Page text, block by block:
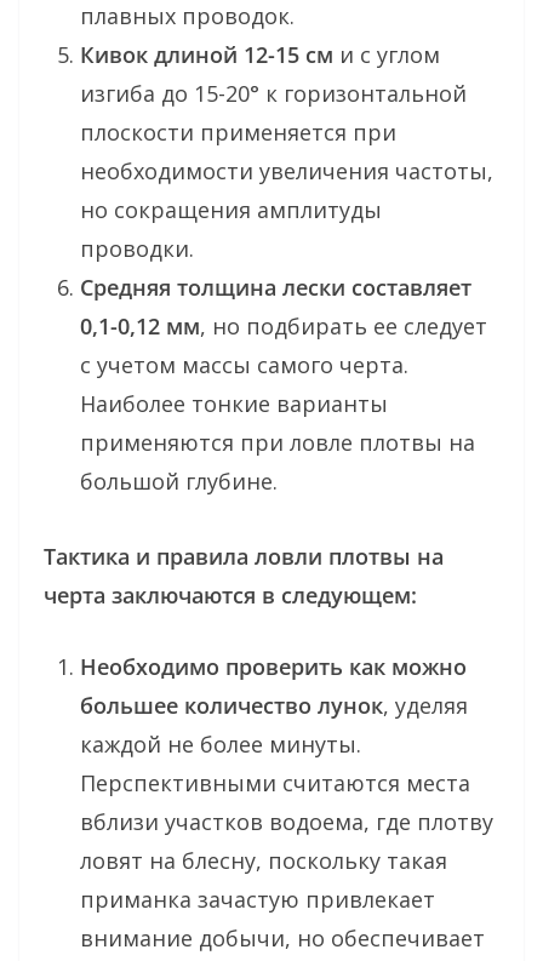
плавных проводок.
Кивок длиной 12-15 см и с углом
изгиба до 15-20° к горизонтальной
плоскости применяется при
необходимости увеличения частоты,
но сокращения амплитуды
проводки.
Средняя толщина лески составляет
0,1-0,12 мм, но подбирать ее следует
с учетом массы самого черта.
Наиболее тонкие варианты
применяются при ловле плотвы на
большой глубине.
Тактика и правила ловли плотвы на
черта заключаются в следующем:
Необходимо проверить как можно
большее количество лунок, уделяя
каждой не более минуты.
Перспективными считаются места
вблизи участков водоема, где плотву
ловят на блесну, поскольку такая
приманка зачастую привлекает
внимание добычи, но обеспечивает